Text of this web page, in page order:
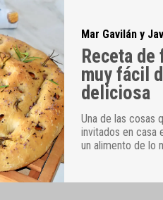
Mar Gavilán y
Receta
muy fácil
deliciosa
Una de las cosas
invitados en casa
un alimento de lo